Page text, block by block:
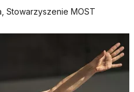
Stowarzyszenie MOST